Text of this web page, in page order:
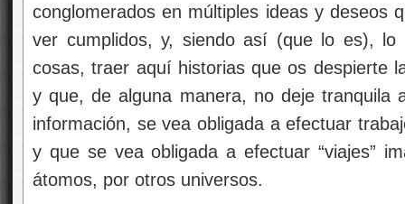
conglomerados en múltiples ideas y deseos
ver cumplidos, y, siendo así (que lo es),
cosas, traer aquí historias que os despierte
y que, de alguna manera, no deje tranquila
información, se vea obligada a efectuar
y que se vea obligada a efectuar “viajes”
átomos, por otros universos.